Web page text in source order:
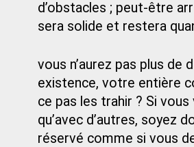
d’obstacles ; peut-être
sera solide et restera
vous n’aurez pas plus
existence, votre entière
ce pas les trahir ? Si
qu’avec d’autres, soyez
réservé comme si vous